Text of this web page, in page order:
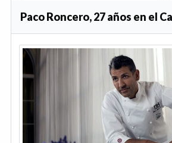
Paco Roncero, 27 años en el